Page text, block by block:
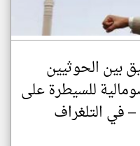
بين الحوثيين
للسيطرة على
في التلغراف